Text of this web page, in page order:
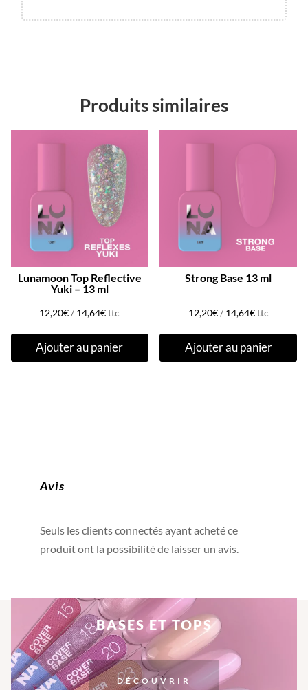
Produits similaires
Lunamoon Top Reflective
Yuki – 13 ml
12,20€/ 14,64€ttc
Ajouter au panier
Strong Base 13 ml
12,20€/ 14,64€ttc
Ajouter au panier
Avis
Seuls les clients connectés ayant acheté ce
produit ont la possibilité de laisser un avis.
BASES ET TOPS
DÉCOUVRIR